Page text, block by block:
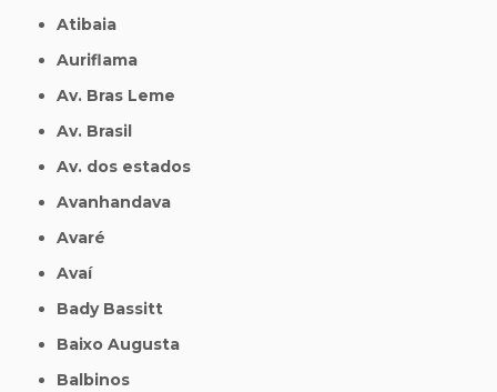
Atibaia
Auriflama
Av. Bras Leme
Av. Brasil
Av. dos estados
Avanhandava
Avaré
Avaí
Bady Bassitt
Baixo Augusta
Balbinos